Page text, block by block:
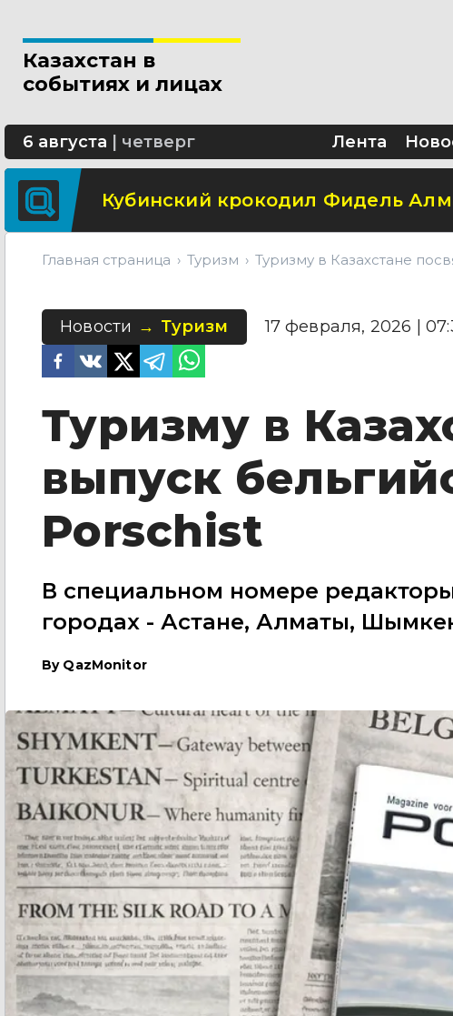
Казахстан в
событиях и лицах
6 августа четверг Лента
Школьница из Астаны изобрела
В области Абай построят
Кубинский крокодил Фидель
Главная страница Туризм Туризму в Казахстане
Новости Туризм 17 февраля, 2026 |
Туризму в
выпуск
Porschist
В специальном номере
городах - Астане, Алматы,
By QazMonitor